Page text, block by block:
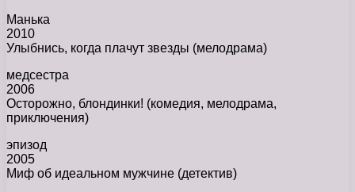
Манька
2010
Улыбнись, когда плачут звезды (мелодрама)
медсестра
2006
Осторожно, блондинки! (комедия, мелодрама,
приключения)
эпизод
2005
Миф об идеальном мужчине (детектив)